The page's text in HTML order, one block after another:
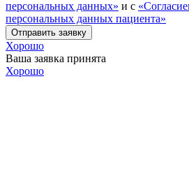
персональных данных» и с
персональных данных пациента»
Отправить заявку
Хорошо
Ваша заявка принята
Хорошо